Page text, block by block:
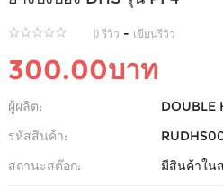
0 รีวิว - เขียนรีวิว
300.00บาท
ผู้ผลิต:
DOUBLE
รหัสสินค้า:
สถานะสต๊อก:
มีสินค้าใน